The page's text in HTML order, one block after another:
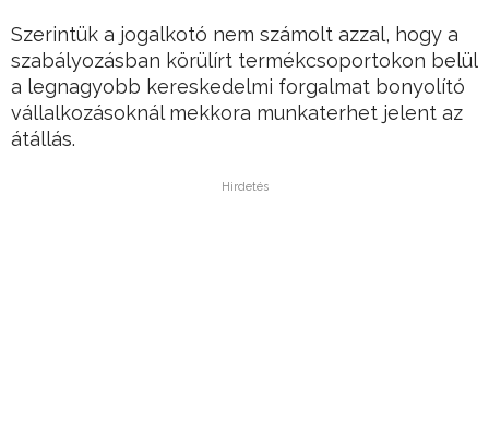
Szerintük a jogalkotó nem számolt azzal, hogy a
szabályozásban körülírt termékcsoportokon belül
a legnagyobb kereskedelmi forgalmat bonyolító
vállalkozásoknál mekkora munkaterhet jelent az
átállás.
Hirdetés